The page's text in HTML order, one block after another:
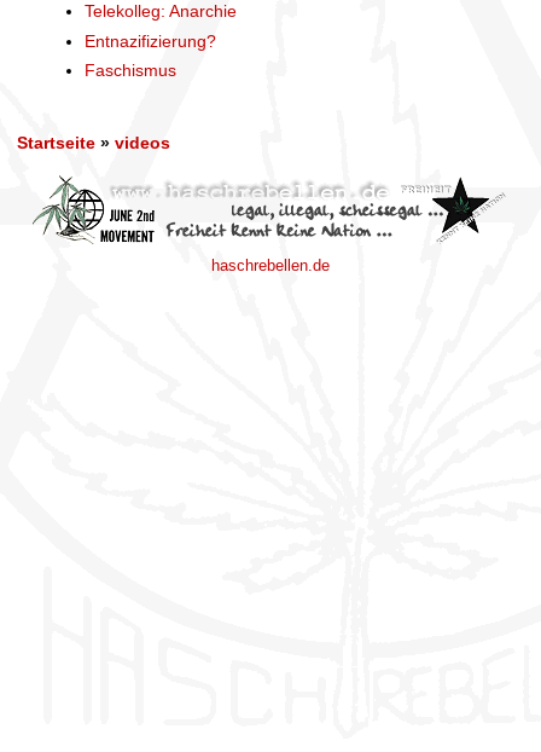
Telekolleg: Anarchie
Entnazifizierung?
Faschismus
Startseite » videos
haschrebellen.de